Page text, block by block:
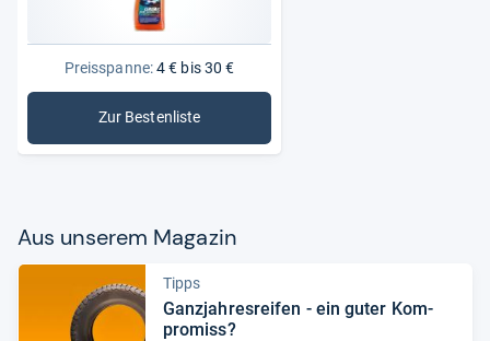
Preisspanne:4 € bis 30 €
Zur Bestenliste: Autopflege & Motorradpflege
Aus unse­rem Maga­zin
Tipps
Ganz­jah­res­rei­fen -​ ein guter Kom­
pro­miss?